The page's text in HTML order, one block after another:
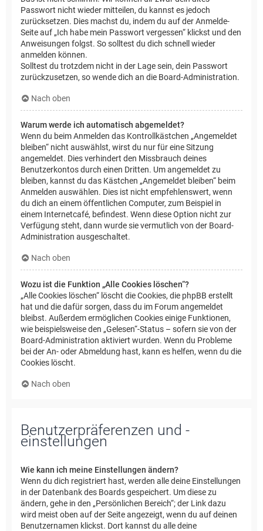
Passwort nicht wieder mitteilen, du kannst es jedoch
zurücksetzen. Dies machst du, indem du auf der Anmelde-
Seite auf „Ich habe mein Passwort vergessen“ klickst und den
Anweisungen folgst. So solltest du dich schnell wieder
anmelden können.
Solltest du trotzdem nicht in der Lage sein, dein Passwort
zurückzusetzen, so wende dich an die Board-Administration.
Nach oben
Warum werde ich automatisch abgemeldet?
Wenn du beim Anmelden das Kontrollkästchen „Angemeldet
bleiben“ nicht auswählst, wirst du nur für eine Sitzung
angemeldet. Dies verhindert den Missbrauch deines
Benutzerkontos durch einen Dritten. Um angemeldet zu
bleiben, kannst du das Kästchen „Angemeldet bleiben“ beim
Anmelden auswählen. Dies ist nicht empfehlenswert, wenn
du dich an einem öffentlichen Computer, zum Beispiel in
einem Internetcafé, befindest. Wenn diese Option nicht zur
Verfügung steht, dann wurde sie vermutlich von der Board-
Administration ausgeschaltet.
Nach oben
Wozu ist die Funktion „Alle Cookies löschen“?
„Alle Cookies löschen“ löscht die Cookies, die phpBB erstellt
hat und die dafür sorgen, dass du im Forum angemeldet
bleibst. Außerdem ermöglichen Cookies einige Funktionen,
wie beispielsweise den „Gelesen“-Status – sofern sie von der
Board-Administration aktiviert wurden. Wenn du Probleme
bei der An- oder Abmeldung hast, kann es helfen, wenn du die
Cookies löscht.
Nach oben
Benutzerpräferenzen und -
einstellungen
Wie kann ich meine Einstellungen ändern?
Wenn du dich registriert hast, werden alle deine Einstellungen
in der Datenbank des Boards gespeichert. Um diese zu
ändern, gehe in den „Persönlichen Bereich“; der Link dazu
wird meist oben auf der Seite angezeigt, wenn du auf deinen
Benutzernamen klickst. Dort kannst du alle deine